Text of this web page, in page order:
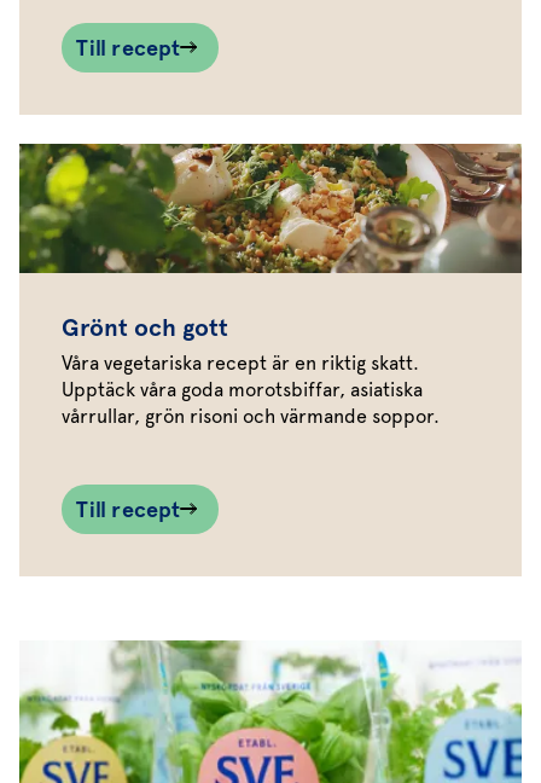
Till recept
Grönt och gott
Våra vegetariska recept är en riktig skatt.
Upptäck våra goda morotsbiffar, asiatiska
vårrullar, grön risoni och värmande soppor.
Till recept